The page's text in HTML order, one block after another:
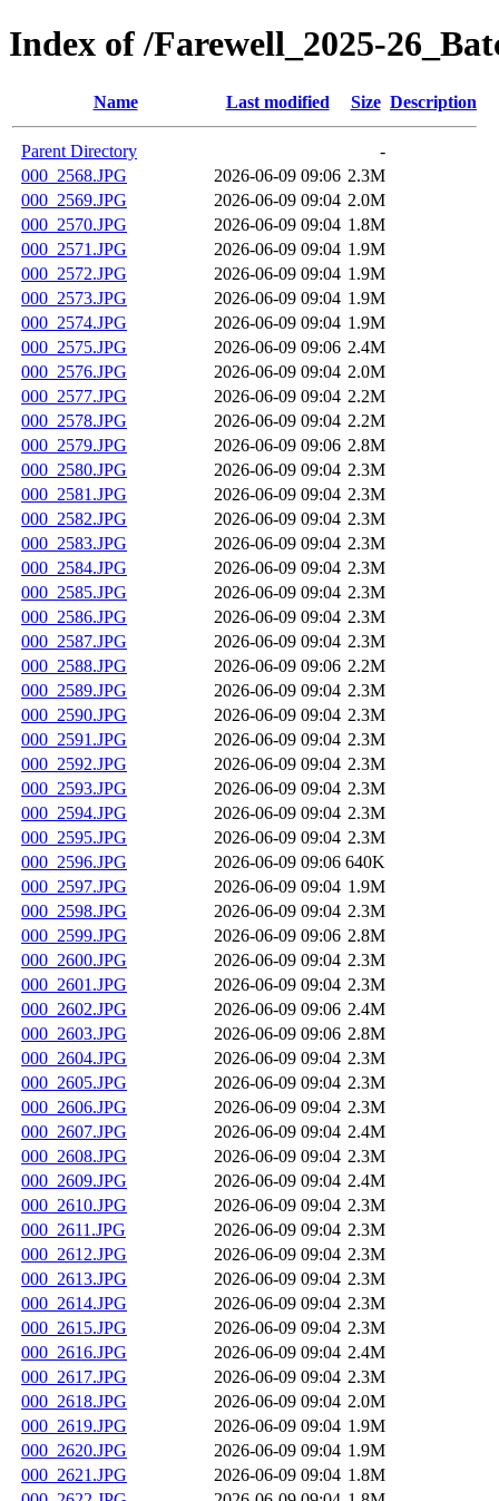
Index of /Farewell_2025-
Name Last modified Size Description
Parent Directory
-
000_2568.JPG
2026-06-09 09:06 2.3M
000_2569.JPG
2026-06-09 09:04 2.0M
000_2570.JPG
2026-06-09 09:04 1.8M
000_2571.JPG
2026-06-09 09:04 1.9M
000_2572.JPG
2026-06-09 09:04 1.9M
000_2573.JPG
2026-06-09 09:04 1.9M
000_2574.JPG
2026-06-09 09:04 1.9M
000_2575.JPG
2026-06-09 09:06 2.4M
000_2576.JPG
2026-06-09 09:04 2.0M
000_2577.JPG
2026-06-09 09:04 2.2M
000_2578.JPG
2026-06-09 09:04 2.2M
000_2579.JPG
2026-06-09 09:06 2.8M
000_2580.JPG
2026-06-09 09:04 2.3M
000_2581.JPG
2026-06-09 09:04 2.3M
000_2582.JPG
2026-06-09 09:04 2.3M
000_2583.JPG
2026-06-09 09:04 2.3M
000_2584.JPG
2026-06-09 09:04 2.3M
000_2585.JPG
2026-06-09 09:04 2.3M
000_2586.JPG
2026-06-09 09:04 2.3M
000_2587.JPG
2026-06-09 09:04 2.3M
000_2588.JPG
2026-06-09 09:06 2.2M
000_2589.JPG
2026-06-09 09:04 2.3M
000_2590.JPG
2026-06-09 09:04 2.3M
000_2591.JPG
2026-06-09 09:04 2.3M
000_2592.JPG
2026-06-09 09:04 2.3M
000_2593.JPG
2026-06-09 09:04 2.3M
000_2594.JPG
2026-06-09 09:04 2.3M
000_2595.JPG
2026-06-09 09:04 2.3M
000_2596.JPG
2026-06-09 09:06 640K
000_2597.JPG
2026-06-09 09:04 1.9M
000_2598.JPG
2026-06-09 09:04 2.3M
000_2599.JPG
2026-06-09 09:06 2.8M
000_2600.JPG
2026-06-09 09:04 2.3M
000_2601.JPG
2026-06-09 09:04 2.3M
000_2602.JPG
2026-06-09 09:06 2.4M
000_2603.JPG
2026-06-09 09:06 2.8M
000_2604.JPG
2026-06-09 09:04 2.3M
000_2605.JPG
2026-06-09 09:04 2.3M
000_2606.JPG
2026-06-09 09:04 2.3M
000_2607.JPG
2026-06-09 09:04 2.4M
000_2608.JPG
2026-06-09 09:04 2.3M
000_2609.JPG
2026-06-09 09:04 2.4M
000_2610.JPG
2026-06-09 09:04 2.3M
000_2611.JPG
2026-06-09 09:04 2.3M
000_2612.JPG
2026-06-09 09:04 2.3M
000_2613.JPG
2026-06-09 09:04 2.3M
000_2614.JPG
2026-06-09 09:04 2.3M
000_2615.JPG
2026-06-09 09:04 2.3M
000_2616.JPG
2026-06-09 09:04 2.4M
000_2617.JPG
2026-06-09 09:04 2.3M
000_2618.JPG
2026-06-09 09:04 2.0M
000_2619.JPG
2026-06-09 09:04 1.9M
000_2620.JPG
2026-06-09 09:04 1.9M
000_2621.JPG
2026-06-09 09:04 1.8M